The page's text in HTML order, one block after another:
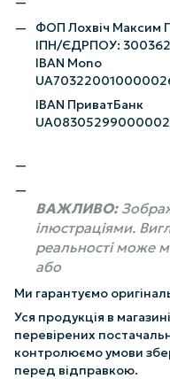
ФОП Лохвіч Максим
ІПН/ЄДРПОУ:
IBAN Mono
IBAN ПриватБанк
ВАЖЛИВО:
ілюстраціями.
реальності може
або
Ми гарантуємо
Уся продукція в
перевірених
контролюємо умови
перед відправкою.